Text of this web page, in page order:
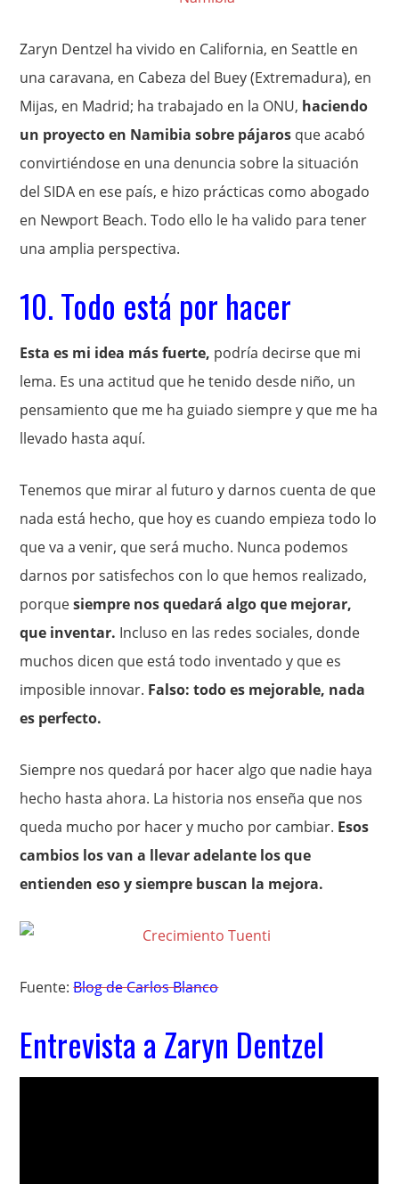
Zaryn Dentzel ha vivido en California, en Seattle en
una caravana, en Cabeza del Buey (Extremadura), en
Mijas, en Madrid; ha trabajado en la ONU, haciendo
un proyecto en Namibia sobre pájaros que acabó
convirtiéndose en una denuncia sobre la situación
del SIDA en ese país, e hizo prácticas como abogado
en Newport Beach. Todo ello le ha valido para tener
una amplia perspectiva.
10. Todo está por hacer
Esta es mi idea más fuerte, podría decirse que mi
lema. Es una actitud que he tenido desde niño, un
pensamiento que me ha guiado siempre y que me ha
llevado hasta aquí.
Tenemos que mirar al futuro y darnos cuenta de que
nada está hecho, que hoy es cuando empieza todo lo
que va a venir, que será mucho. Nunca podemos
darnos por satisfechos con lo que hemos realizado,
porquesiempre nos quedará algo que mejorar,
que inventar. Incluso en las redes sociales, donde
muchos dicen que está todo inventado y que es
imposible innovar. Falso: todo es mejorable, nada
es perfecto.
Siempre nos quedará por hacer algo que nadie haya
hecho hasta ahora. La historia nos enseña que nos
queda mucho por hacer y mucho por cambiar. Esos
cambios los van a llevar adelante los que
entienden eso y siempre buscan la mejora.
Fuente:Blog de Carlos Blanco
Entrevista a Zaryn Dentzel